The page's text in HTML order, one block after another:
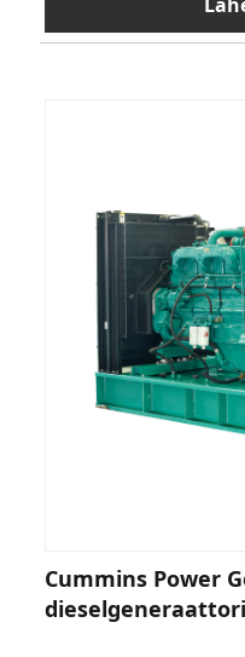
Cummins Power